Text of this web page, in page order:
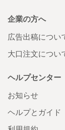
企業の方へ
広告出稿につい
大口注文につい
ヘルプセンター
お知らせ
ヘルプとガイド